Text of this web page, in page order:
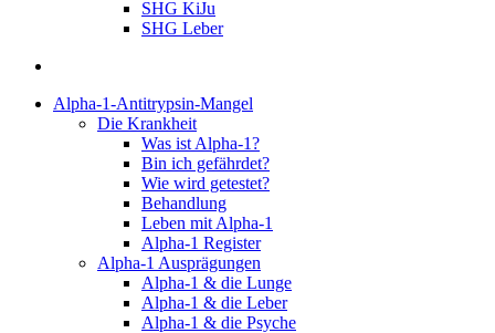
SHG KiJu
SHG Leber
Alpha-1-Antitrypsin-Mangel
Die Krankheit
Was ist Alpha-1?
Bin ich gefährdet?
Wie wird getestet?
Behandlung
Leben mit Alpha-1
Alpha-1 Register
Alpha-1 Ausprägungen
Alpha-1 & die Lunge
Alpha-1 & die Leber
Alpha-1 & die Psyche